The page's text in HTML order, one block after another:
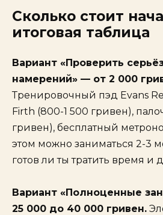
Сколько стоит
итоговая таблица
Вариант «Проверить
намерений» — от 2 000
Тренировочный пэд Evans
Firth (800-1 500 гривен),
гривен), бесплатный
этом можно заниматься 2-3
готов ли ты тратить время и
Вариант «Полноценные
25 000 до 40 000 гривен.